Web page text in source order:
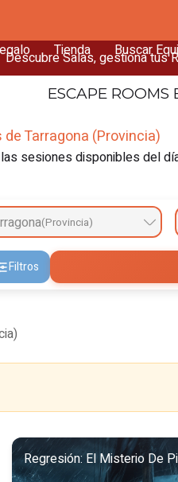
Tienda Buscar
Descubre Salas, gestiona tus
ESCAPE ROOMS
Tarragona (Provincia)
sesiones disponibles del
(Provincia)
Filtros
Regresión: El Misterio De